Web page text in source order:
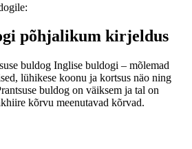
põhjalikum kirjeldus
buldog Inglise buldogi – mõlemad
lühikese koonu ja kortsus näo ning
buldog on väiksem ja tal on
kõrvu meenutavad kõrvad.